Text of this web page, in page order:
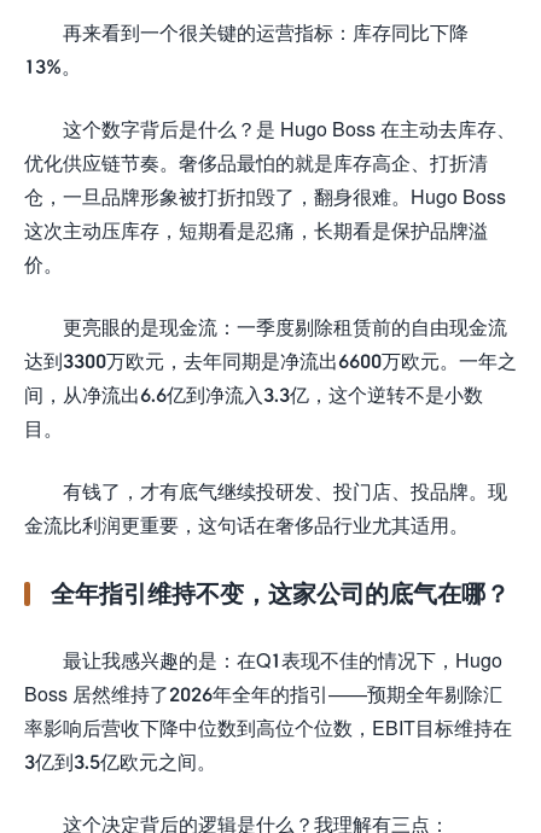
再来看到一个很关键的运营指标：库存同比下降
13%。
这个数字背后是什么？是 Hugo Boss 在主动去库存、
优化供应链节奏。奢侈品最怕的就是库存高企、打折清
仓，一旦品牌形象被打折扣毁了，翻身很难。Hugo Boss
这次主动压库存，短期看是忍痛，长期看是保护品牌溢
价。
更亮眼的是现金流：一季度剔除租赁前的自由现金流
达到3300万欧元，去年同期是净流出6600万欧元。一年之
间，从净流出6.6亿到净流入3.3亿，这个逆转不是小数
目。
有钱了，才有底气继续投研发、投门店、投品牌。现
金流比利润更重要，这句话在奢侈品行业尤其适用。
全年指引维持不变，这家公司的底气在哪？
最让我感兴趣的是：在Q1表现不佳的情况下，Hugo
Boss 居然维持了2026年全年的指引——预期全年剔除汇
率影响后营收下降中位数到高位个位数，EBIT目标维持在
3亿到3.5亿欧元之间。
这个决定背后的逻辑是什么？我理解有三点：